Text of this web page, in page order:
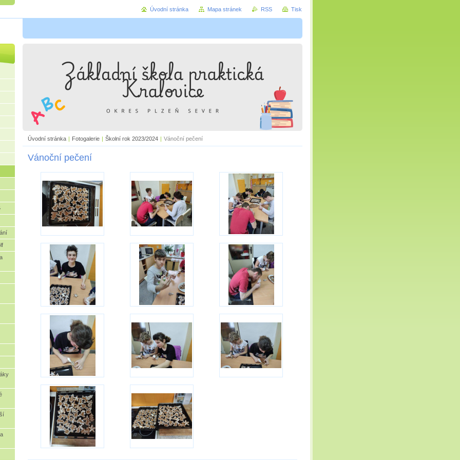
Úvodní stránka | Fotogalerie | Školní rok 2023/2024 | Vánoční pečení
Vánoční pečení
Úvodní stránka Mapa stránek RSS Tisk